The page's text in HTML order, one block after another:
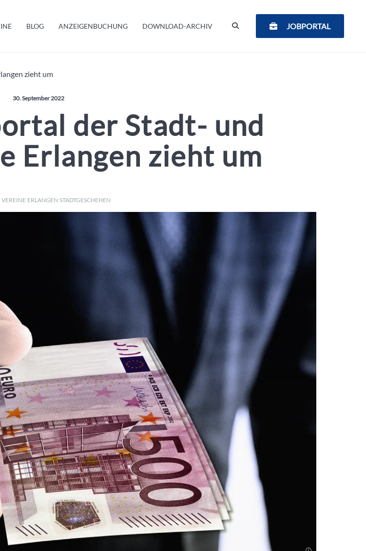
BLOG ANZEIGENBUCHUNG DOWNLOAD-ARCHIV JOBPORTAL
zieht um
Veröffentlicht am:
30. September 2022
der Stadt- und
Erlangen zieht um
VEREINE ERLANGEN STADTGESCHEHEN